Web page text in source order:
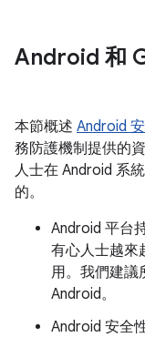
Android 和
本節概述 Android
務防護機制提供的
人士在 Android 系
的。
Android 平台
有心人士越來
用。我們建議
Android。
Android 安全